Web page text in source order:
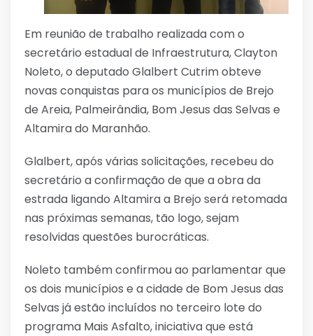
Em reunião de trabalho realizada com o
secretário estadual de Infraestrutura, Clayton
Noleto, o deputado Glalbert Cutrim obteve
novas conquistas para os municípios de Brejo
de Areia, Palmeirândia, Bom Jesus das Selvas e
Altamira do Maranhão.
Glalbert, após várias solicitações, recebeu do
secretário a confirmação de que a obra da
estrada ligando Altamira a Brejo será retomada
nas próximas semanas, tão logo, sejam
resolvidas questões burocráticas.
Noleto também confirmou ao parlamentar que
os dois municípios e a cidade de Bom Jesus das
Selvas já estão incluídos no terceiro lote do
programa Mais Asfalto, iniciativa que está